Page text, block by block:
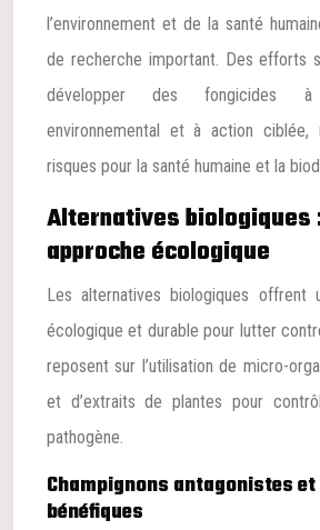
l’environnement et de la santé
de recherche important. Des efforts
développer des fongicides
environnemental et à action ciblée,
risques pour la santé humaine et la
Alternatives biologiques
approche écologique
Les alternatives biologiques offrent
écologique et durable pour lutter
reposent sur l’utilisation de micro-
et d’extraits de plantes pour
pathogène.
Champignons antagonistes
bénéfiques